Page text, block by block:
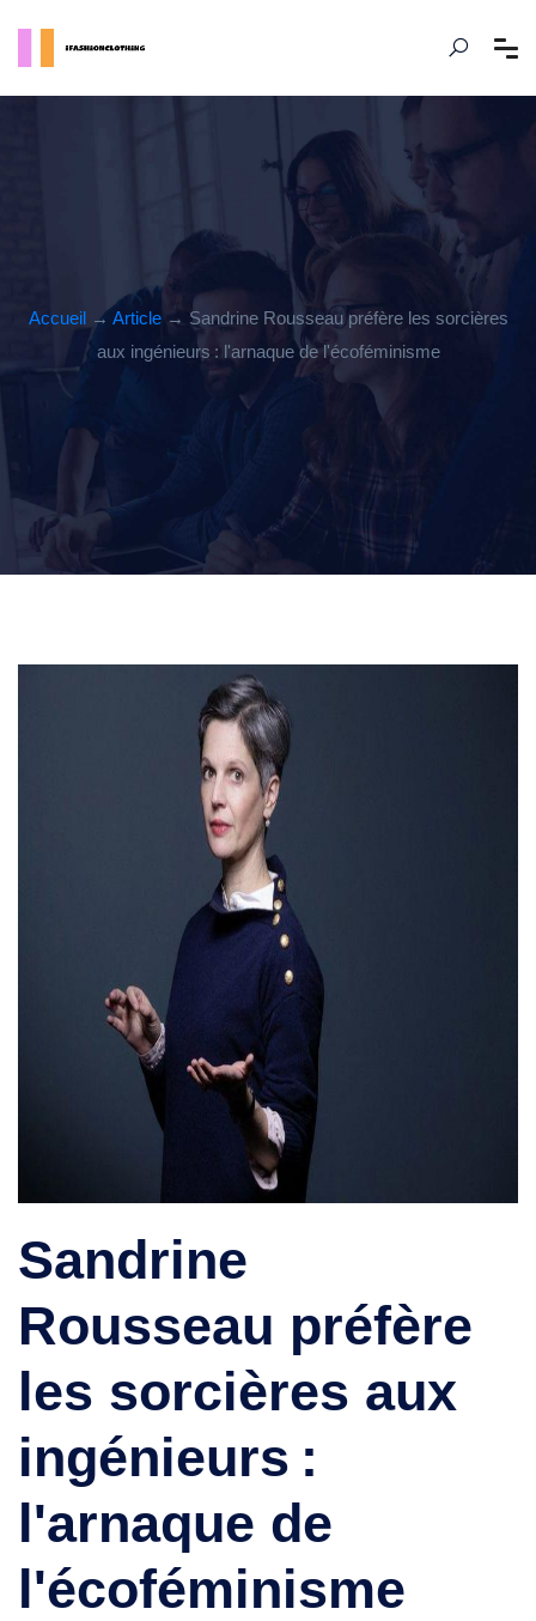
Accueil→ Article→ Sandrine Rousseau préfère les sorcières
aux ingénieurs : l'arnaque de l'écoféminisme
Sandrine
Rousseau préfère
les sorcières aux
ingénieurs :
l'arnaque de
l'écoféminisme